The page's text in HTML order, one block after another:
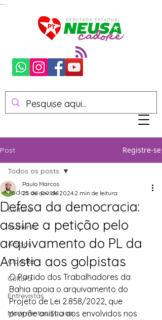
Post Registre-se
Todos os posts
Cultura
Mulheres
Artigos
Cidades
Cultura
Entrevistas
Movimentos Sociais
Todos os posts
Defesa da democracia:
assine a petição pelo
arquivamento do PL da
Anistia aos golpistas
Paulo Marcos
25 de nov. de 2024 2 min de leitura
O Partido dos Trabalhadores da
Bahia apoia o arquivamento do
Projeto de Lei 2.858/2022, que
propõe anistia aos envolvidos nos